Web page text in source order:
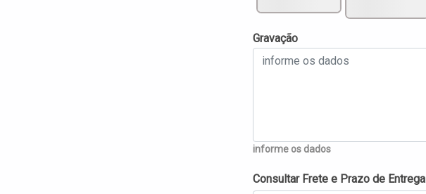
Gravação
informe os dados
Consultar Frete e Prazo de Entrega